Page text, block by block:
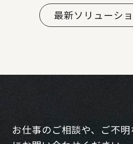
最新ソリューシ
お仕事のご相談や、ご不